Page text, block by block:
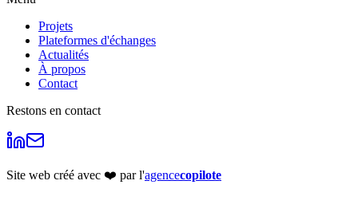
Projets
Plateformes d'échanges
Actualités
À propos
Contact
Restons en contact
Site web créé avec ❤️ par l'agencecopilote